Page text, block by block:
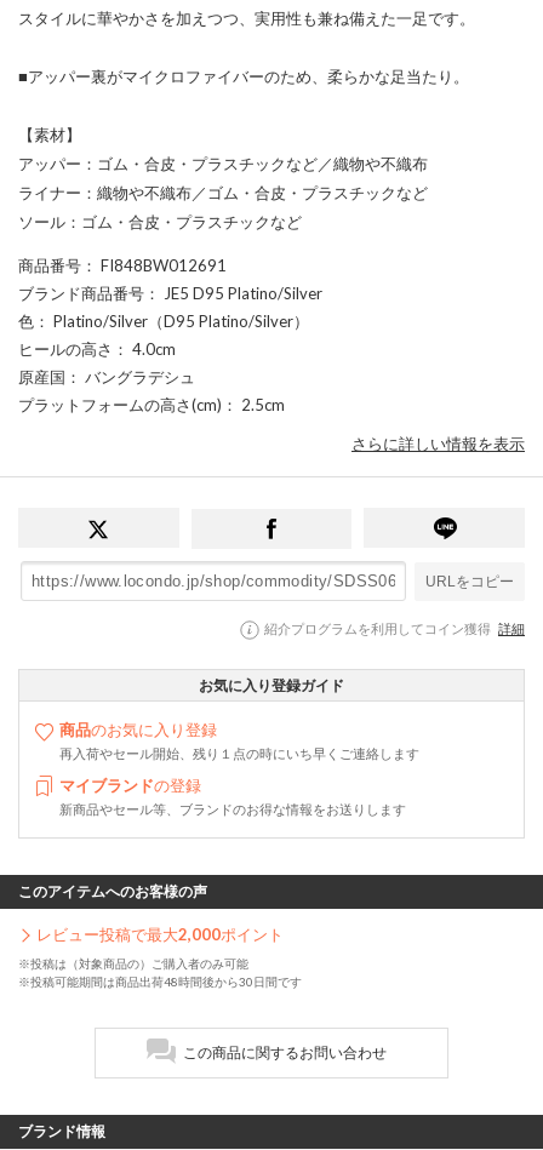
スタイルに華やかさを加えつつ、実用性も兼ね備えた一足です。
■アッパー裏がマイクロファイバーのため、柔らかな足当たり。
【素材】
アッパー：ゴム・合皮・プラスチックなど／織物や不織布
ライナー：織物や不織布／ゴム・合皮・プラスチックなど
ソール：ゴム・合皮・プラスチックなど
商品番号 ： FI848BW012691
ブランド商品番号 ： JE5 D95 Platino/Silver
色 ： Platino/Silver（D95 Platino/Silver）
ヒールの高さ ： 4.0cm
原産国 ： バングラデシュ
プラットフォームの高さ(cm) ： 2.5cm
さらに詳しい情報を表示
URLをコピー
紹介プログラムを利用してコイン獲得 詳細
お気に入り登録ガイド
商品のお気に入り登録
再入荷やセール開始、残り１点の時にいち早くご連絡します
マイブランドの登録
新商品やセール等、ブランドのお得な情報をお送りします
このアイテムへのお客様の声
レビュー投稿で最大2,000ポイント
※投稿は（対象商品の）ご購入者のみ可能
※投稿可能期間は商品出荷48時間後から30日間です
この商品に関するお問い合わせ
ブランド情報